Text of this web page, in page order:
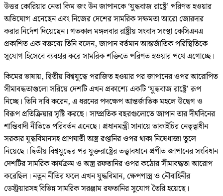
উত্তর কোরিয়ার নেতা কিম জং উন জাপানকে ‘যুদ্ধবাজ রাষ্ট্রে’ পরিণত হওয়ার
অভিযোগ এনেছেন এবং নিজের দেশের সামরিক সক্ষমতা আরো জোরদার
করার নির্দেশ দিয়েছেন। গতকাল মঙ্গলবার রাষ্ট্রীয় সংবাদ সংস্থা কেসিএনএ
প্রকাশিত এক বক্তব্যে তিনি বলেন, জাপান বর্তমান আন্তর্জাতিক পরিস্থিতিকে
সুযোগ হিসেবে ব্যবহার করে সামরিক শক্তিতে পরিণত হওয়ার পথে এগোচ্ছে।
কিমের ভাষায়, দ্বিতীয় বিশ্বযুদ্ধে পরাজিত হওয়ার পর জাপানের ওপর আরোপিত
সীমাবদ্ধতাগুলো সরিয়ে দেশটি এখন প্রকাশ্যে একটি ‘যুদ্ধবাজ রাষ্ট্রে’ রূপ
নিচ্ছে। তিনি দাবি করেন, এ ধরনের পদক্ষেপ আন্তর্জাতিক মহলে উদ্বেগ ও
বিরূপ প্রতিক্রিয়ার সৃষ্টি করছে। সাম্প্রতিক বছরগুলোতে জাপান তার দীর্ঘদিনের
শান্তিবাদী নীতিতে পরিবর্তন এনেছে। প্রধানমন্ত্রী সানায়ে তাকাইচির নেতৃত্বাধীন
সরকার যুদ্ধবিমানসহ প্রাণঘাতী অস্ত্র রপ্তানির ওপর থাকা নিষেধাজ্ঞা তুলে
নিয়েছে। দ্বিতীয় বিশ্বযুদ্ধের পর যুক্তরাষ্ট্রের তত্ত্বাবধানে প্রণীত জাপানের সংবিধান
দেশটির সামরিক কার্যক্রম ও অস্ত্র রফতানির ওপর কঠোর সীমাবদ্ধতা আরোপ
করেছিল। নতুন নীতির ফলে এখন যুদ্ধবিমান, ক্ষেপণাস্ত্র ও নৌবাহিনীর
ডেস্ট্রয়ারসহ বিভিন্ন সামরিক সরঞ্জাম রফতানির সুযোগ তৈরি হয়েছে।